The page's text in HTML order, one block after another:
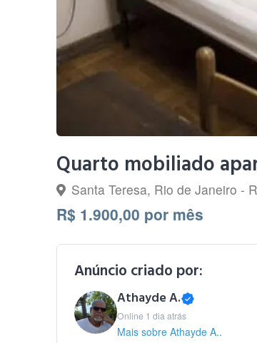
Quarto mobiliado
Santa Teresa, Rio de Janeiro -
R$ 1.900,00 por mês
Anúncio criado por:
Athayde A.
Online 1 dia atrás
Mais sobre Athayde A..